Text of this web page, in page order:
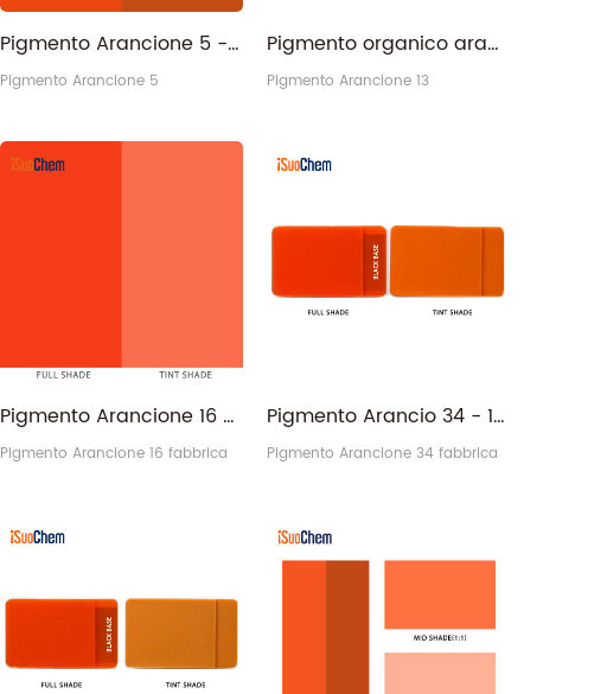
Pigmento Arancione 5 - 3468-63-1 Arancione permanente rossastro PO5 per rivestimento
Pigmento Arancione 5
Pigmento organico arancione 13 all'ingrosso della Cina per la plastica
Pigmento Arancione 13
Pigmento Arancione 16 - 6505-28-8 Arancione permanente PO16 Polvere arancione intenso
Pigmento Arancione 16 fabbrica
Pigmento Arancio 34 - 15793-73-4 Arancio permanente RL-T PO34
Pigmento Arancione 34 fabbrica